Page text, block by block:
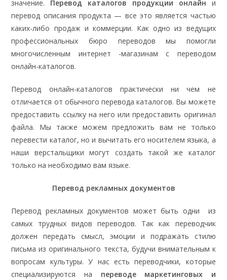
значение. Перевод каталогов продукции онлайн и
перевод описания продукта — все это является частью
каких-либо продаж и коммерции. Как одно из ведущих
профессиональных бюро переводов мы помогли
многочисленным интернет -магазинам с переводом
онлайн-каталогов.
Перевод онлайн-каталогов практически ни чем не
отличается от обычного перевода каталогов. Вы можете
предоставить ссылку на него или предоставить оригинал
файла. Мы также можем предложить вам не только
перевести каталог, но и вычитать его носителем языка, а
наши верстальщики могут создать такой же каталог
только на необходимо вам языке.
Перевод рекламных документов
Перевод рекламных документов может быть одни из
самых трудных видов переводов. Так как переводчик
должен передать смысл, эмоции и подражать стилю
письма из оригинального текста, будучи внимательным к
вопросам культуры. У нас есть переводчики, которые
специализируются на переводе маркетинговых и